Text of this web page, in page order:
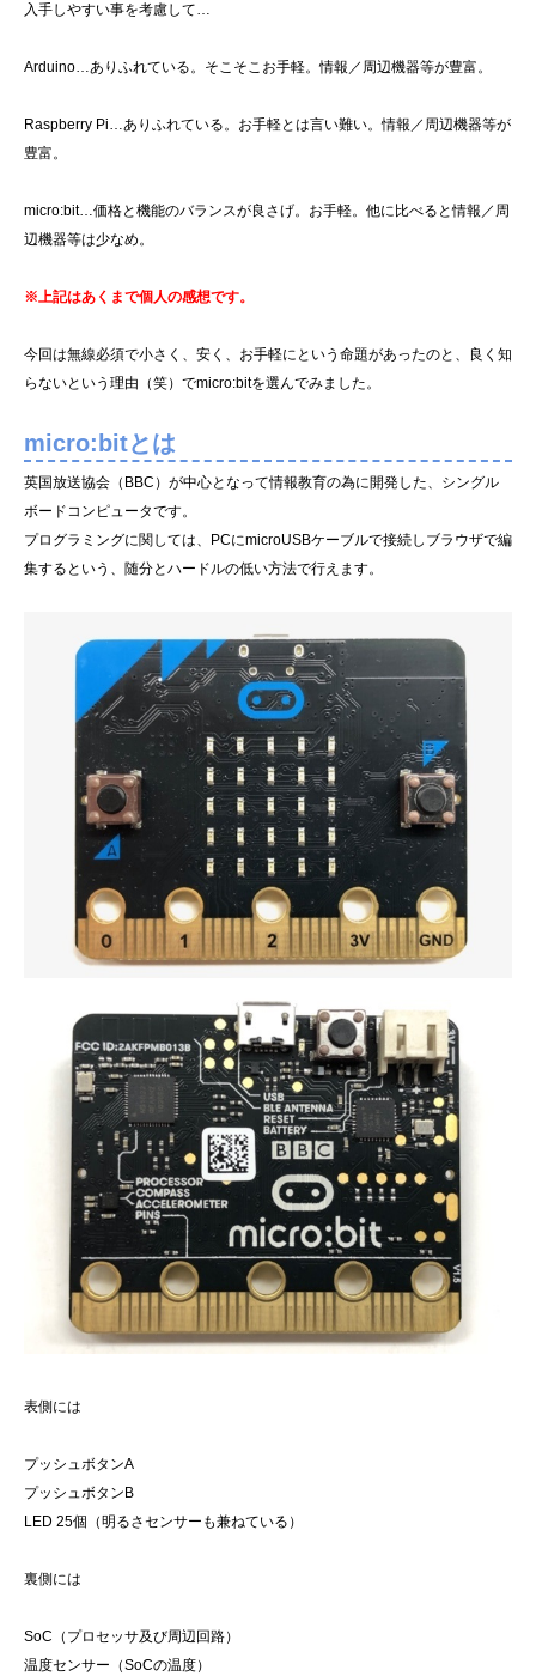
入手しやすい事を考慮して…
Arduino…ありふれている。そこそこお手軽。情報／周辺機器等が豊富。
Raspberry Pi…ありふれている。お手軽とは言い難い。情報／周辺機器等が
豊富。
micro:bit…価格と機能のバランスが良さげ。お手軽。他に比べると情報／周
辺機器等は少なめ。
※上記はあくまで個人の感想です。
今回は無線必須で小さく、安く、お手軽にという命題があったのと、良く知
らないという理由（笑）でmicro:bitを選んでみました。
micro:bitとは
英国放送協会（BBC）が中心となって情報教育の為に開発した、シングル
ボードコンピュータです。
プログラミングに関しては、PCにmicroUSBケーブルで接続しブラウザで編
集するという、随分とハードルの低い方法で行えます。
表側には
プッシュボタンA
プッシュボタンB
LED 25個（明るさセンサーも兼ねている）
裏側には
SoC（プロセッサ及び周辺回路）
温度センサー（SoCの温度）